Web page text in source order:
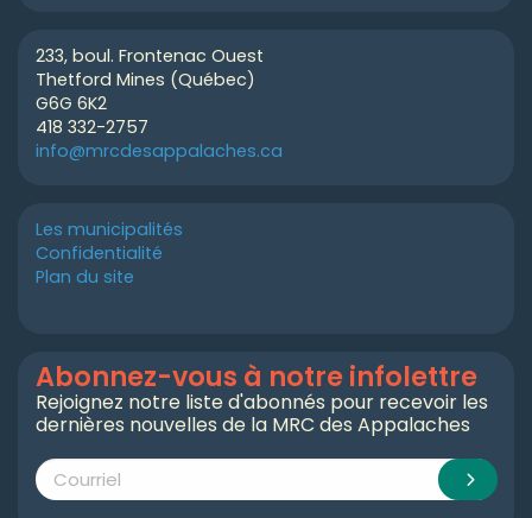
233, boul. Frontenac Ouest
Thetford Mines (Québec)
G6G 6K2
418 332-2757
info@mrcdesappalaches.ca
Les municipalités
Confidentialité
Plan du site
Abonnez-vous à notre infolettre
Rejoignez notre liste d'abonnés pour recevoir les
dernières nouvelles de la MRC des Appalaches